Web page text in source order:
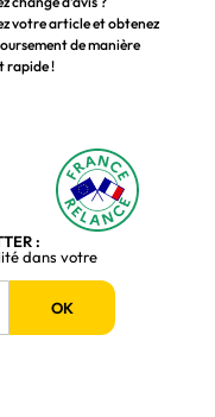
votre article et obtenez
de manière
rapide !
:
dans votre
OK